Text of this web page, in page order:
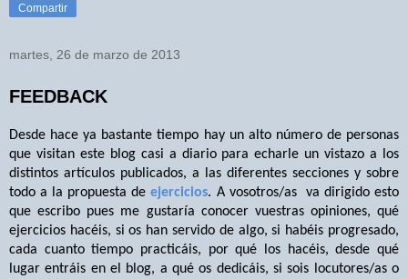
Compartir
martes, 26 de marzo de 2013
FEEDBACK
Desde hace ya bastante tiempo hay un alto número de personas
que visitan este blog casi a diario para echarle un vistazo a los
distintos artículos publicados, a las diferentes secciones y sobre
todo a la propuesta deejercicios. A vosotros/as
va dirigido esto
que escribo pues me gustaría conocer vuestras opiniones, qué
ejercicios hacéis, si os han servido de algo, si habéis progresado,
cada cuanto tiempo practicáis, por qué los hacéis, desde qué
lugar entráis en el blog, a qué os dedicáis, si sois locutores/as o